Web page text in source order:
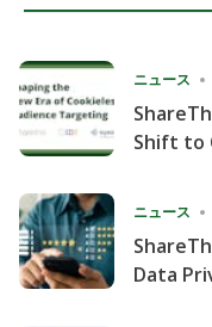
ニュース
Shift to
ニュース
Data